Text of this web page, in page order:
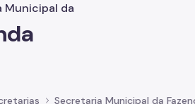
Municipal da
Secretaria Municipal da